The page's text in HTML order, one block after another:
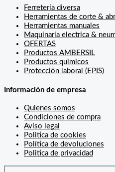
Ferretería diversa
Herramientas de corte &
Herramientas manuales
Maquinaria electrica &
OFERTAS
Productos AMBERSIL
Productos quimicos
Protección laboral (EPIS)
Información de empresa
Quienes somos
Condiciones de compra
Aviso legal
Politica de cookies
Política de devoluciones
Politica de privacidad